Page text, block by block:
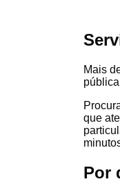
Mais
que
Por